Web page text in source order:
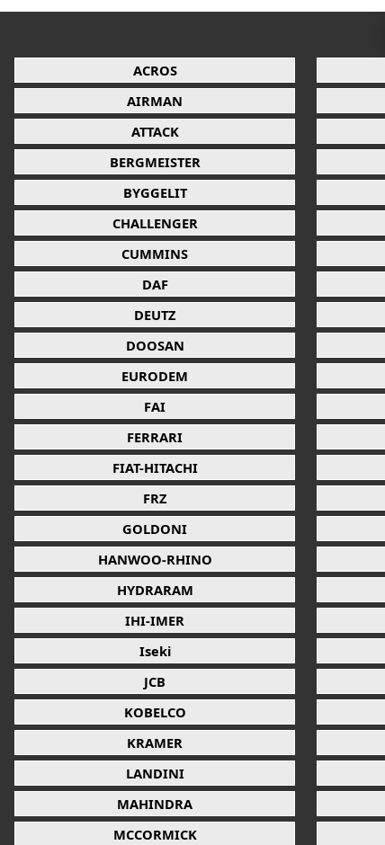
ACROS
AIRMAN
ATTACK
BERGMEISTER
BYGGELIT
CHALLENGER
CUMMINS
DAF
DEUTZ
DOOSAN
EURODEM
FAI
FERRARI
FIAT-HITACHI
FRZ
GOLDONI
HANWOO-RHINO
HYDRARAM
IHI-IMER
Iseki
JCB
KOBELCO
KRAMER
LANDINI
MAHINDRA
MCCORMICK